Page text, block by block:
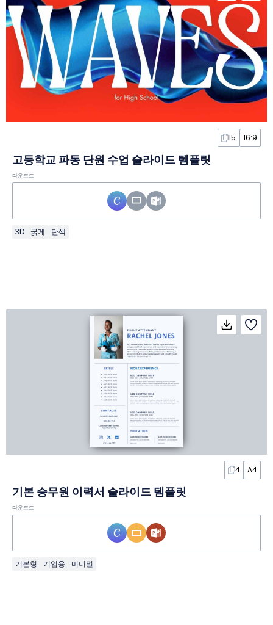
15 16:9
고등학교 파동 단원 수업 슬라이드 템플릿
다운로드
3D 굵게 단색
4 A4
기본 승무원 이력서 슬라이드 템플릿
다운로드
기본형 기업용 미니멀